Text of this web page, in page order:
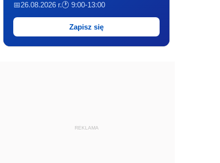
📅26.08.2026 r.🕐 9:00-13:00
Zapisz się
REKLAMA